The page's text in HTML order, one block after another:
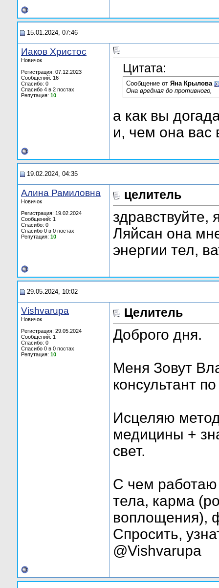
15.01.2024, 07:46
Иаков Христос
Новичок
Регистрация: 07.12.2023
Сообщений: 16
Спасибо: 0
Спасибо 4 в 2 постах
Репутация: 10
Цитата:
Сообщение от Яна Крылова
Она вредная до противного,
а как вы
и, чем она вас
19.02.2024, 04:35
Алина Рамиловна
Новичок
Регистрация: 19.02.2024
Сообщений: 1
Спасибо: 0
Спасибо 0 в 0 постах
Репутация: 10
целитель
здравствуйте,
Ляйсан она
энергии тел,
29.05.2024, 10:02
Vishvarupa
Новичок
Регистрация: 29.05.2024
Сообщений: 1
Спасибо: 0
Спасибо 0 в 0 постах
Репутация: 10
Целитель
Доброго дня.
Меня Зовут
консультант
Исцеляю
медицины +
свет.
С чем работаю
тела, карма
воплощения),
Спросить,
@Vishvarupa